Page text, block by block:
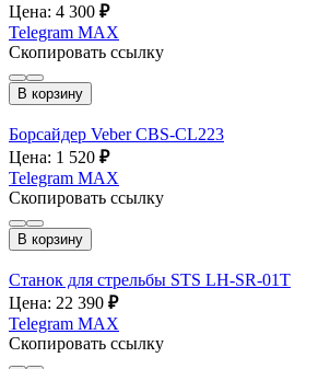
Цена: 4 300 ₽
Telegram MAX
Скопировать ссылку
В корзину
Борсайдер Veber CBS-CL223
Цена: 1 520 ₽
Telegram MAX
Скопировать ссылку
В корзину
Станок для стрельбы STS LH-SR-01T
Цена: 22 390 ₽
Telegram MAX
Скопировать ссылку